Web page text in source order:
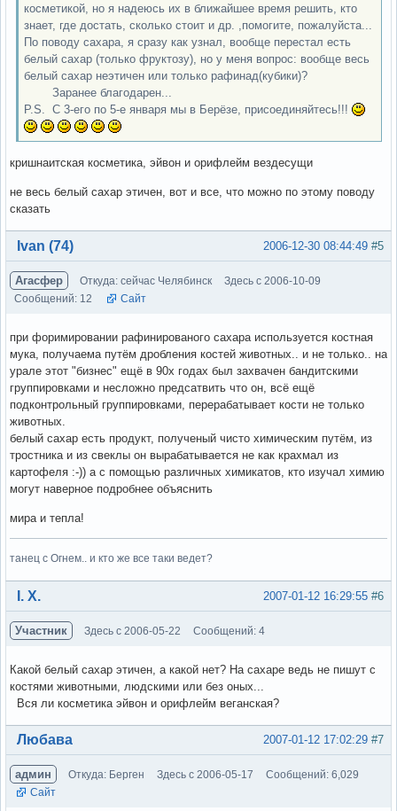
косметикой, но я надеюсь их в ближайшее время решить, кто
знает, где достать, сколько стоит и др. ,помогите, пожалуйста...
По поводу сахара, я сразу как узнал, вообще перестал есть
белый сахар (только фруктозу), но у меня вопрос: вообще весь
белый сахар неэтичен или только рафинад(кубики)?
Заранее благодарен...
P.S. C 3-его по 5-е января мы в Берёзе, присоединяйтесь!!!
кришнаитская косметика, эйвон и орифлейм вездесущи
не весь белый сахар этичен, вот и все, что можно по этому поводу
сказать
Вне форума #5
2006-12-30 08:44:49
Ivan (74)
Агасфер Откуда: сейчас Челябинск
Здесь с 2006-10-09
Сообщений: 12
Сайт
при форимировании рафинированого сахара используется костная
мука, получаема путём дробления костей животных.. и не только.. на
урале этот "бизнес" ещё в 90х годах был захвачен бандитскими
группировками и несложно предсатвить что он, всё ещё
подконтрольный группировками, перерабатывает кости не только
животных.
белый сахар есть продукт, полученый чисто химическим путём, из
тростника и из свеклы он вырабатывается не как крахмал из
картофеля :-)) а с помощью различных химикатов, кто изучал химию
могут наверное подробнее объяснить
мира и тепла!
танец с Огнем.. и кто же все таки ведет?
Вне форума #6
2007-01-12 16:29:55
І. Х.
Участник Здесь с 2006-05-22 Сообщений: 4
Какой белый сахар этичен, а какой нет? На сахаре ведь не пишут с
костями животными, людскими или без оных...
Вся ли косметика эйвон и орифлейм веганская?
Вне форума #7
2007-01-12 17:02:29
Любава
админ Откуда: Берген Здесь с 2006-05-17
Сообщений: 6,029
Сайт